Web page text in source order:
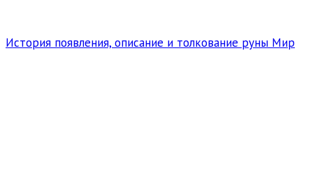
История появления, описание и толкование руны Мир